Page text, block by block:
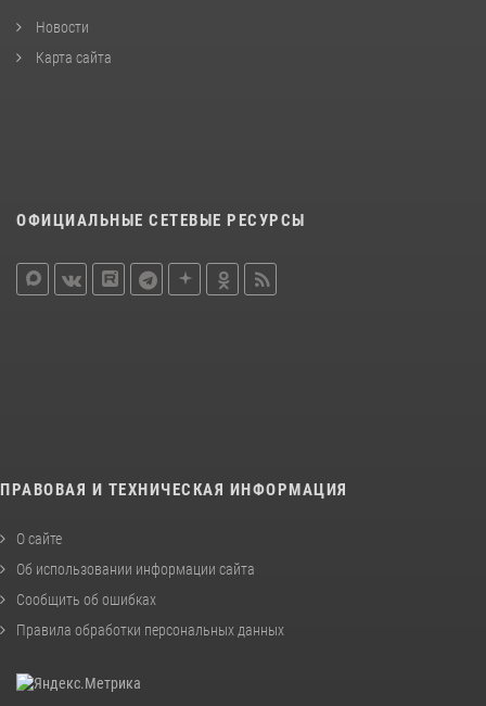
Новости
Карта сайта
ОФИЦИАЛЬНЫЕ СЕТЕВЫЕ РЕСУРСЫ
ПРАВОВАЯ И ТЕХНИЧЕСКАЯ ИНФОРМАЦИЯ
О сайте
Об использовании информации сайта
Сообщить об ошибках
Правила обработки персональных данных